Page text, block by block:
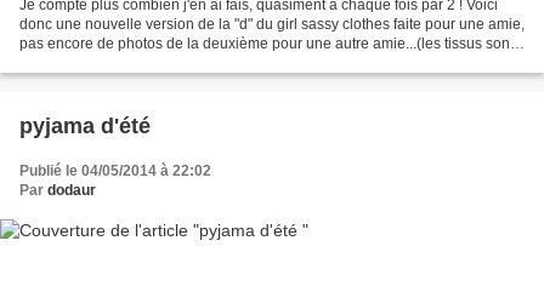
Je compte plus combien j'en ai fais, quasiment à chaque fois par 2 ! Voici
donc une nouvelle version de la "d" du girl sassy clothes faite pour une amie,
pas encore de photos de la deuxième pour une autre amie...(les tissus sont
pyjama d'été
Publié le 04/05/2014 à 22:02
Par dodaur